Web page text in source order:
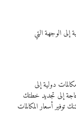
دولية إلى الوجهة التي
دولية إلى
إلى تجديد خطتك
أسعار المكالمات